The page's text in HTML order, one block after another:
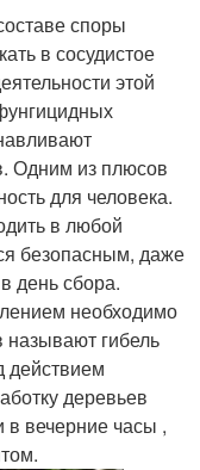
споры
в сосудистое
этой
Одним из плюсов
для человека.
в любой
безопасным, даже
день сбора.
необходимо
гибель
действием
деревьев
в вечерние часы ,